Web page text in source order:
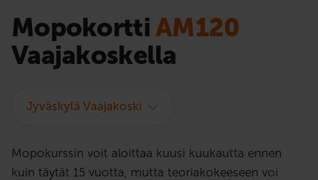
MopokorttiAM120
Vaajakoskella
Jyväskylä Vaajakoski
Mopokurssin voit aloittaa kuusi kuukautta ennen
kuin täytät 15 vuotta, mutta teoriakokeeseen voi